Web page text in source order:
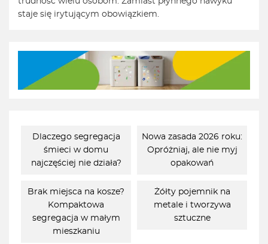
staje się irytującym obowiązkiem.
Dlaczego segregacja
śmieci w domu
najczęściej nie działa?
Nowa zasada 2026 roku:
Opróżniaj, ale nie myj
opakowań
Brak miejsca na kosze?
Kompaktowa
segregacja w małym
mieszkaniu
Żółty pojemnik na
metale i tworzywa
sztuczne